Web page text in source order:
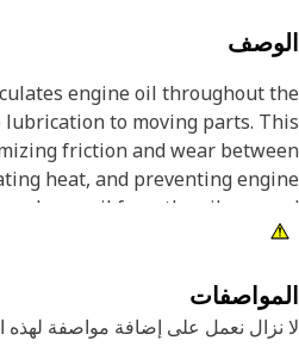
engine oil throughout
lubrication to moving parts.
friction and wear
heat, and preventing
draws oil from the oil pan
oil passages, ensuring
نعمل على إضافة مواصفة لهذه